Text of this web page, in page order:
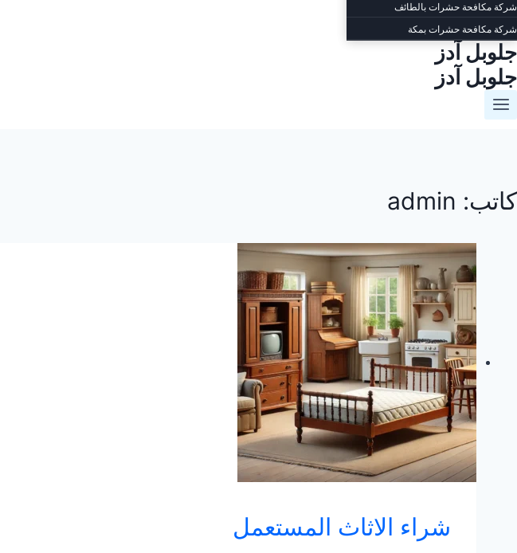
شركة مكافحة حشرات بالطائف
شركة مكافحة حشرات بمكة
جلوبل آدز
جلوبل آدز
كاتب: admin
شراء الاثاث المستعمل